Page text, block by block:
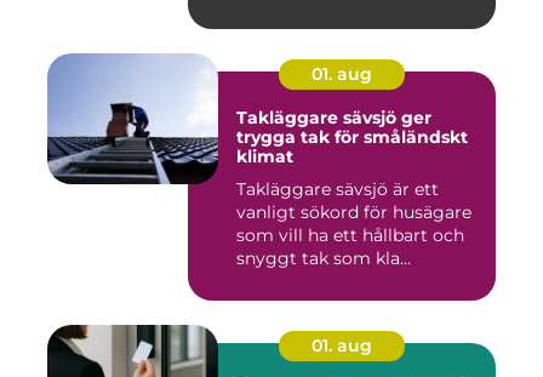
01. aug
Takläggare sävsjö ger
trygga tak för småländskt
klimat
Takläggare sävsjö är ett
vanligt sökord för husägare
som vill ha ett hållbart och
snyggt tak som kla...
01. aug